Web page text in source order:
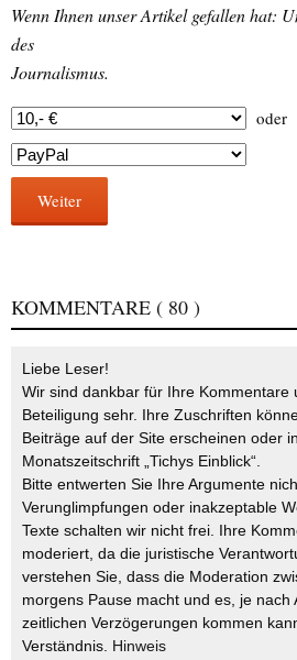
Wenn Ihnen unser Artikel gefallen hat:
des
Journalismus.
oder
Weiter
KOMMENTARE ( 80 )
Liebe Leser!
Wir sind dankbar für Ihre Kommentare
Beteiligung sehr. Ihre Zuschriften
Beiträge auf der Site erscheinen oder
Monatszeitschrift „Tichys Einblick“.
Bitte entwerten Sie Ihre Argumente
Verunglimpfungen oder inakzeptable
Texte schalten wir nicht frei. Ihre
moderiert, da die juristische
verstehen Sie, dass die Moderation
morgens Pause macht und es, je nach
zeitlichen Verzögerungen kommen
Verständnis. Hinweis